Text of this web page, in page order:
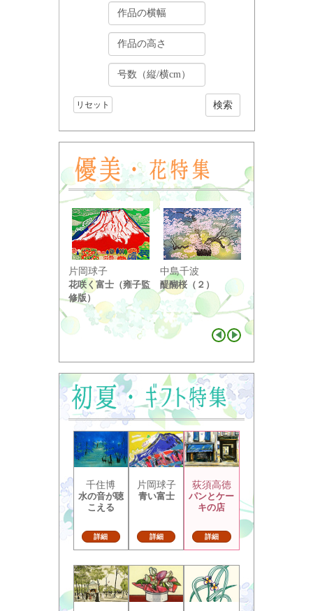
リセット
片岡球子
花咲く富士（雍子監
修版）
中島千波
醍醐桜（２）
り ...
千住博
水の音が聴
こえる
詳細
片岡球子
青い富士
詳細
荻須高徳
パンとケー
キの店
詳細